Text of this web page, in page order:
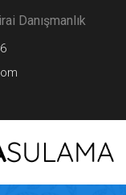
Danışmanlık